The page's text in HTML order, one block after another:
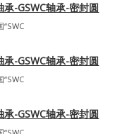
-GSWC轴承-密封圆
“SWC
-GSWC轴承-密封圆
“SWC
-GSWC轴承-密封圆